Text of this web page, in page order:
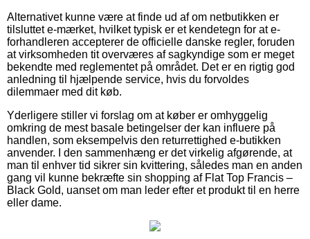
Alternativet kunne være at finde ud af om netbutikken er
tilsluttet e-mærket, hvilket typisk er et kendetegn for at e-
forhandleren accepterer de officielle danske regler, foruden
at virksomheden tit overværes af sagkyndige som er meget
bekendte med reglementet på området. Det er en rigtig god
anledning til hjælpende service, hvis du forvoldes
dilemmaer med dit køb.
Yderligere stiller vi forslag om at køber er omhyggelig
omkring de mest basale betingelser der kan influere på
handlen, som eksempelvis den returrettighed e-butikken
anvender. I den sammenhæng er det virkelig afgørende, at
man til enhver tid sikrer sin kvittering, således man en anden
gang vil kunne bekræfte sin shopping af Flat Top Francis –
Black Gold, uanset om man leder efter et produkt til en herre
eller dame.